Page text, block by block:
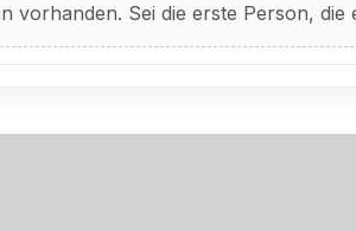
vorhanden. Sei die erste Person, die